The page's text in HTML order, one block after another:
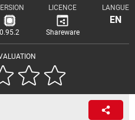
0.95.2
LICENCE
Shareware
LANGUE
EN